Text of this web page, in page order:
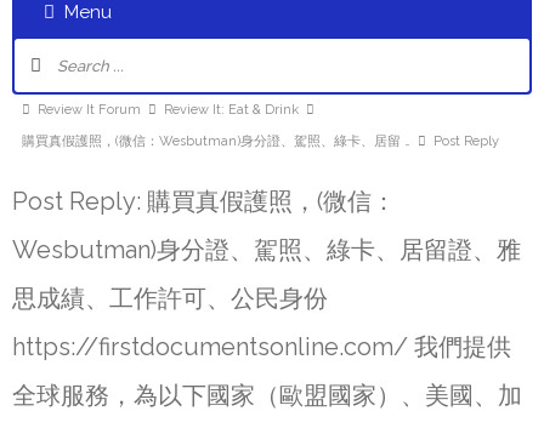
Menu
Review It Forum
Review It: Eat & Drink
購買真假護照，(微信：Wesbutman)身分證、駕照、綠卡、居留 …
Post Reply
Post Reply: 購買真假護照，(微信：
Wesbutman)身分證、駕照、綠卡、居留證、雅
思成績、工作許可、公民身份
https://firstdocumentsonline.com/ 我們提供
全球服務，為以下國家（歐盟國家）、美國、加